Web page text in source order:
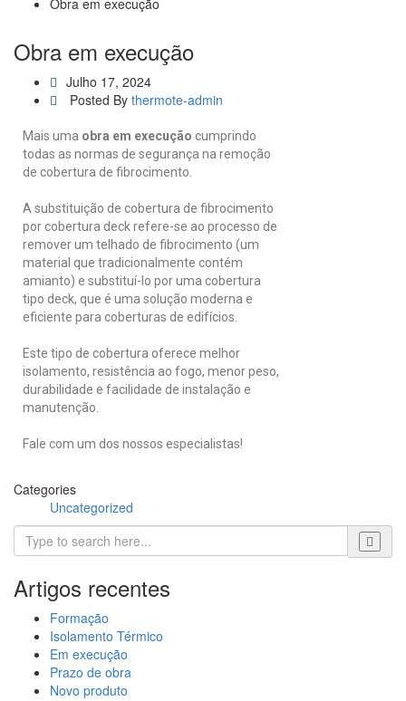
Obra em execução
Obra em execução
Julho 17, 2024
Posted By thermote-admin
Mais uma obra em execução cumprindo
todas as normas de segurança na remoção
de cobertura de fibrocimento.
A substituição de cobertura de fibrocimento
por cobertura deck refere-se ao processo de
remover um telhado de fibrocimento (um
material que tradicionalmente contém
amianto) e substituí-lo por uma cobertura
tipo deck, que é uma solução moderna e
eficiente para coberturas de edifícios.
Este tipo de cobertura oferece melhor
isolamento, resistência ao fogo, menor peso,
durabilidade e facilidade de instalação e
manutenção.
Fale com um dos nossos especialistas!
Categories
Uncategorized
Artigos recentes
Formação
Isolamento Térmico
Em execução
Prazo de obra
Novo produto